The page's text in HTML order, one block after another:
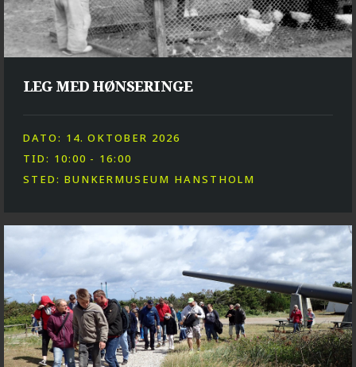
LEG MED HØNSERINGE
DATO: 14. OKTOBER 2026
TID: 10:00 - 16:00
STED: BUNKERMUSEUM HANSTHOLM